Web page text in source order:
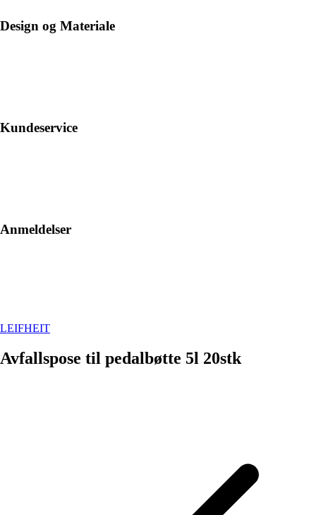
Design og Materiale
Kundeservice
Anmeldelser
LEIFHEIT
Avfallspose til pedalbøtte 5l 20stk